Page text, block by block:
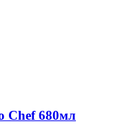
Chef 680мл